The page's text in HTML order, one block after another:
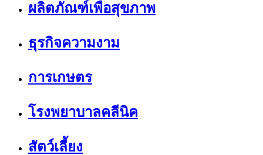
ผลิตภัณฑ์เพื่อสุขภาพ
ธุรกิจความงาม
การเกษตร
โรงพยาบาลคลีนิค
สัตว์เลี้ยง